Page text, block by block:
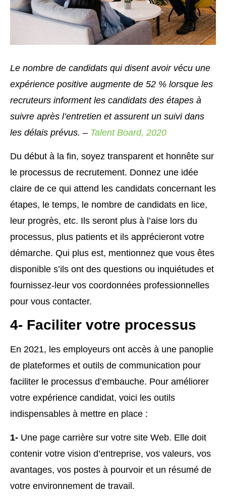
Le nombre de candidats qui disent avoir vécu une
expérience positive augmente de 52 % lorsque les
recruteurs informent les candidats des étapes à
suivre après l’entretien et assurent un suivi dans
les délais prévus. – Talent Board, 2020
Du début à la fin, soyez transparent et honnête sur
le processus de recrutement. Donnez une idée
claire de ce qui attend les candidats concernant les
étapes, le temps, le nombre de candidats en lice,
leur progrès, etc. Ils seront plus à l’aise lors du
processus, plus patients et ils apprécieront votre
démarche. Qui plus est, mentionnez que vous êtes
disponible s’ils ont des questions ou inquiétudes et
fournissez-leur vos coordonnées professionnelles
pour vous contacter.
4- Faciliter votre processus
En 2021, les employeurs ont accès à une panoplie
de plateformes et outils de communication pour
faciliter le processus d’embauche. Pour améliorer
votre expérience candidat, voici les outils
indispensables à mettre en place :
1- Une page carrière sur votre site Web. Elle doit
contenir votre vision d’entreprise, vos valeurs, vos
avantages, vos postes à pourvoir et un résumé de
votre environnement de travail.